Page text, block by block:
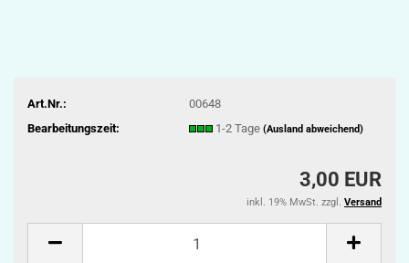
Art.Nr.:
00648
Bearbeitungszeit:
1-2 Tage (Ausland abweichend)
3,00 EUR
inkl. 19% MwSt. zzgl. Versand